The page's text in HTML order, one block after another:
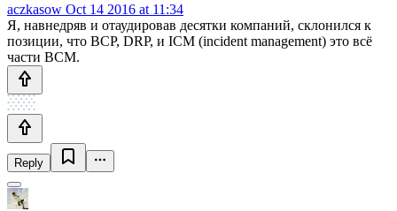
aczkasow Oct 14 2016 at 11:34
Я, навнедряв и отаудировав десятки компаний, склонился к
позиции, что BCP, DRP, и ICM (incident management) это всё
части BCM.
Reply